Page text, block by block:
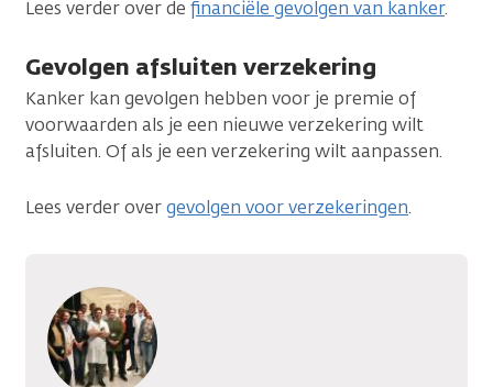
Lees verder over de financiële gevolgen van kanker.
Gevolgen afsluiten verzekering
Kanker kan gevolgen hebben voor je premie of
voorwaarden als je een nieuwe verzekering wilt
afsluiten. Of als je een verzekering wilt aanpassen.
Lees verder overgevolgen voor verzekeringen.